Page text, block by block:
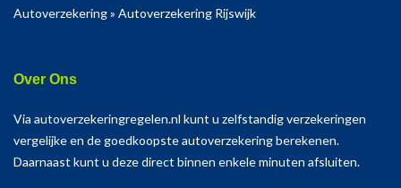
Autoverzekering» Autoverzekering Rijswijk
Over Ons
Via autoverzekeringregelen.nl kunt u zelfstandig verzekeringen
vergelijke en de goedkoopste autoverzekering berekenen.
Daarnaast kunt u deze direct binnen enkele minuten afsluiten.